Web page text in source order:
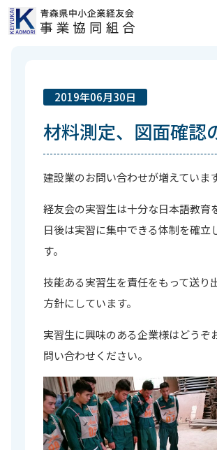
2019年06月30日
材料測定、図面確認
建設業のお問い合わせが増えています
経友会の実習生は十分な日本語教育
日後は実習に集中できる体制を確立
す。
技能ある実習生を責任をもって送り
方針にしています。
実習生に興味のある企業様はどうぞ
問い合わせください。